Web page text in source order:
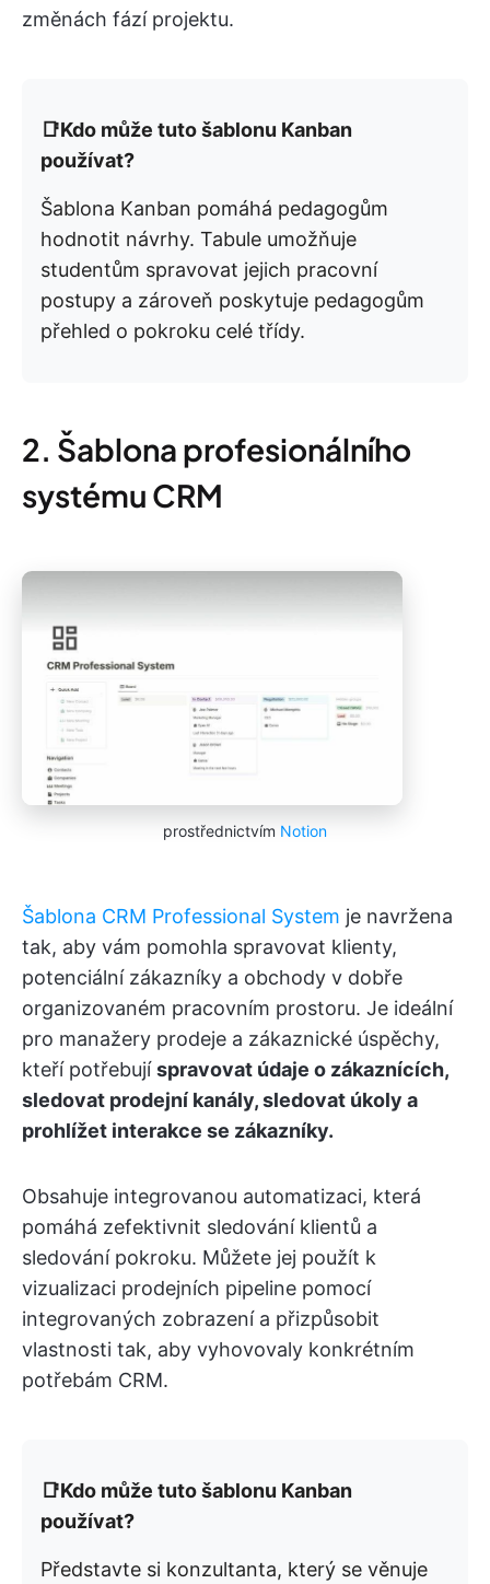
změnách fází projektu.
📑Kdo může tuto šablonu Kanban
používat?
Šablona Kanban pomáhá pedagogům
hodnotit návrhy. Tabule umožňuje
studentům spravovat jejich pracovní
postupy a zároveň poskytuje pedagogům
přehled o pokroku celé třídy.
2. Šablona profesionálního
systému CRM
prostřednictvím Notion
Šablona CRM Professional System je navržena
tak, aby vám pomohla spravovat klienty,
potenciální zákazníky a obchody v dobře
organizovaném pracovním prostoru. Je ideální
pro manažery prodeje a zákaznické úspěchy,
kteří potřebujíspravovat údaje o zákaznících,
sledovat prodejní kanály, sledovat úkoly a
prohlížet interakce se zákazníky.
Obsahuje integrovanou automatizaci, která
pomáhá zefektivnit sledování klientů a
sledování pokroku. Můžete jej použít k
vizualizaci prodejních pipeline pomocí
integrovaných zobrazení a přizpůsobit
vlastnosti tak, aby vyhovovaly konkrétním
potřebám CRM.
📑Kdo může tuto šablonu Kanban
používat?
Představte si konzultanta, který se věnuje